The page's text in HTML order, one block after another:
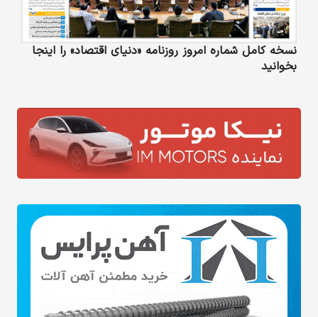
نسخه کامل شماره امروز روزنامه «دنیای‌ اقتصاد» را اینجا
بخوانید